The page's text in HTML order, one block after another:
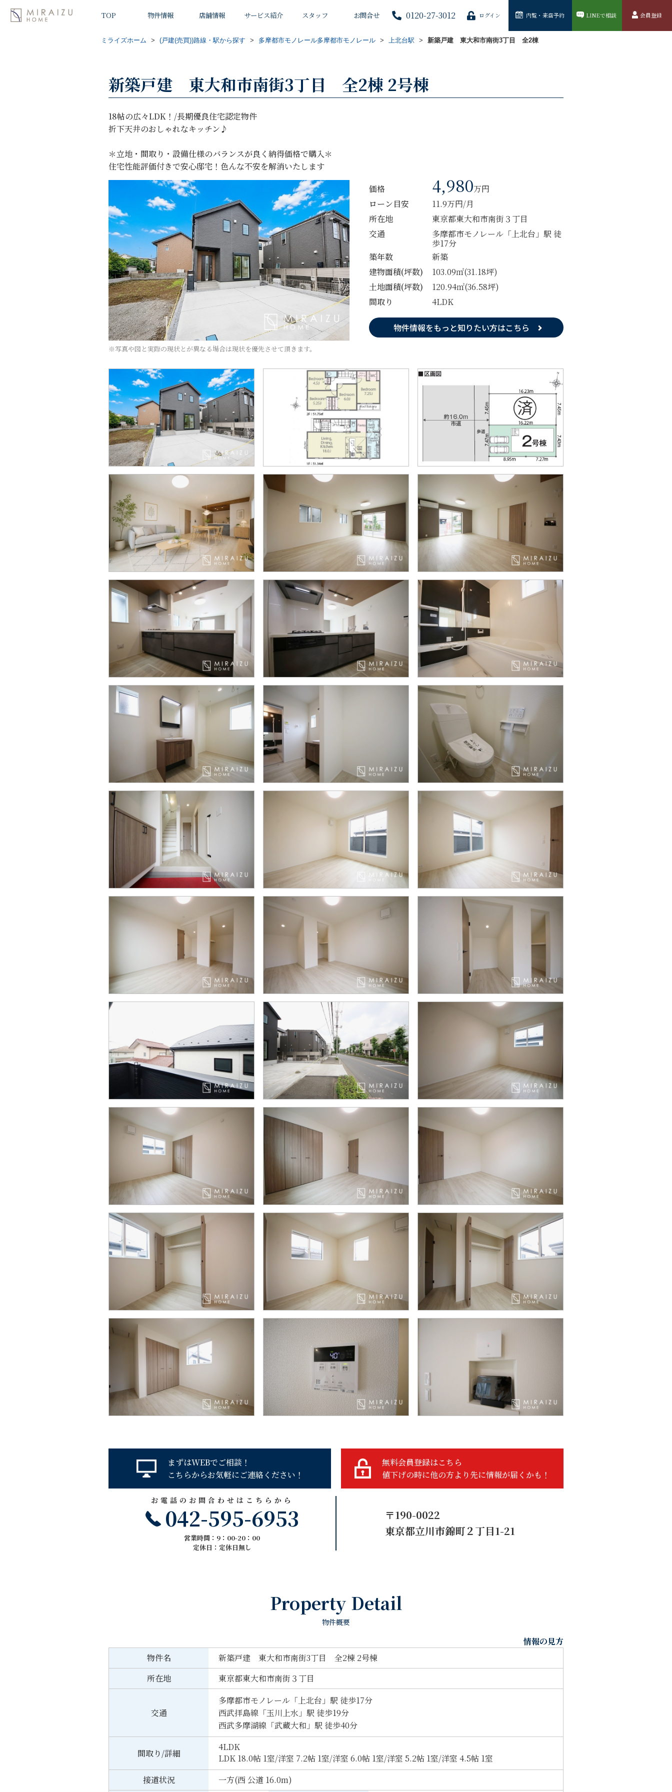
TOP 物件情報 店舗情報 サービス紹介 スタッフ お問合せ 0120-27-3012 ログイン 内覧・来店予約 LINEで相談 会員登録
ミライズホーム > (戸建(売買))路線・駅から探す > 多摩都市モノレール多摩都市モノレール > 上北台駅 > 新築戸建 東大和市南街3丁目 全2棟
新築戸建 東大和市南街3丁目 全2棟 2号棟
18帖の広々LDK！/長期優良住宅認定物件
折下天井のおしゃれなキッチン♪
＊立地・間取り・設備仕様のバランスが良く納得価格で購入＊
住宅性能評価付きで安心邸宅！色んな不安を解消いたします
※写真や図と実際の現状とが異なる場合は現状を優先させて頂きます。
価格 4,980万円
ローン目安
11.9万円/月
所在地
東京都東大和市南街３丁目
交通
多摩都市モノレール「上北台」駅 徒
歩17分
築年数
新築
建物面積(坪数)
103.09㎡(31.18坪)
土地面積(坪数)
120.94㎡(36.58坪)
間取り
4LDK
物件情報をもっと知りたい方はこちら
まずはWEBでご相談！
こちらからお気軽にご連絡ください！
お電話のお問合わせはこちらから
042-595-6953
営業時間：9：00-20：00
定休日：定休日無し
無料会員登録はこちら
値下げの時に他の方より先に情報が届くかも！
〒190-0022
東京都立川市錦町２丁目1-21
Property Detail
物件概要
情報の見方
物件名
新築戸建 東大和市南街3丁目 全2棟 2号棟
所在地
東京都東大和市南街３丁目
交通
多摩都市モノレール「上北台」駅 徒歩17分
西武拝島線「玉川上水」駅 徒歩19分
西武多摩湖線「武蔵大和」駅 徒歩40分
間取り/詳細
4LDK
LDK 18.0帖 1室/洋室 7.2帖 1室/洋室 6.0帖 1室/洋室 5.2帖 1室/洋室 4.5帖 1室
接道状況
一方(西 公道 16.0m)